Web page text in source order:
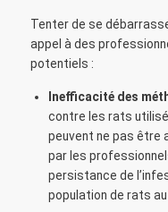
Tenter de se
appel à des
potentiels :
Inefficacité des
contre les rats
peuvent ne pas être
par les
persistance de
population de rats au